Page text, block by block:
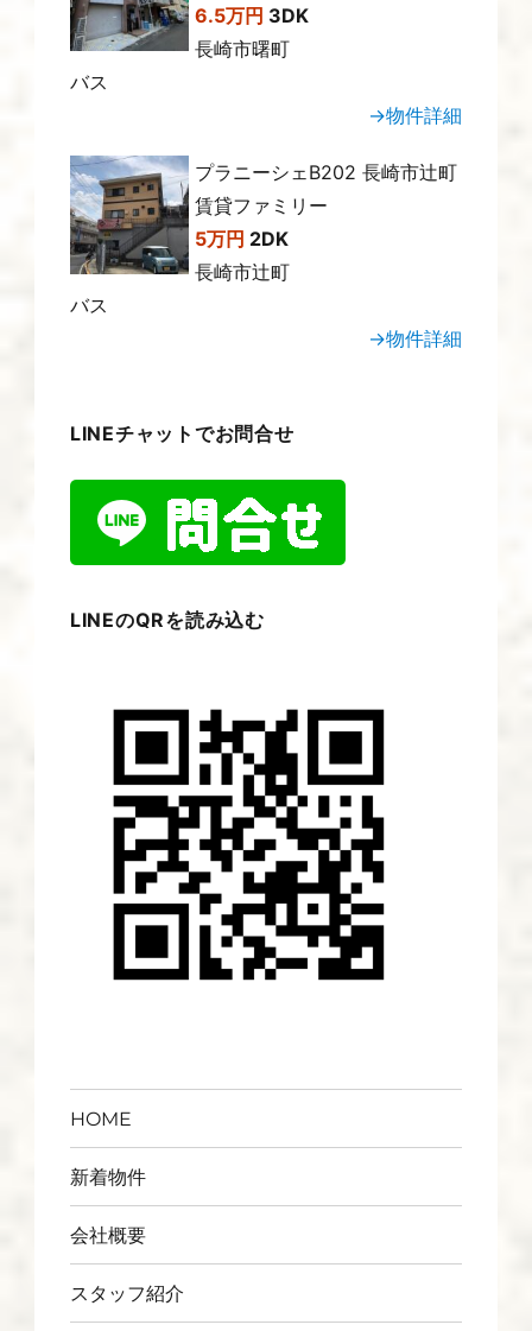
6.5万円 3DK
長崎市曙町
バス
→物件詳細
プラニーシェB202 長崎市辻町
賃貸ファミリー
5万円 2DK
長崎市辻町
バス
→物件詳細
LINEチャットでお問合せ
LINEのQRを読み込む
HOME
新着物件
会社概要
スタッフ紹介